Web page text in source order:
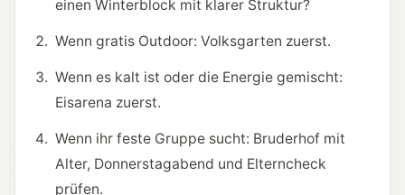
einen Winterblock mit klarer Struktur?
Wenn gratis Outdoor: Volksgarten zuerst.
Wenn es kalt ist oder die Energie gemischt:
Eisarena zuerst.
Wenn ihr feste Gruppe sucht: Bruderhof mit
Alter, Donnerstagabend und Elterncheck
prüfen.